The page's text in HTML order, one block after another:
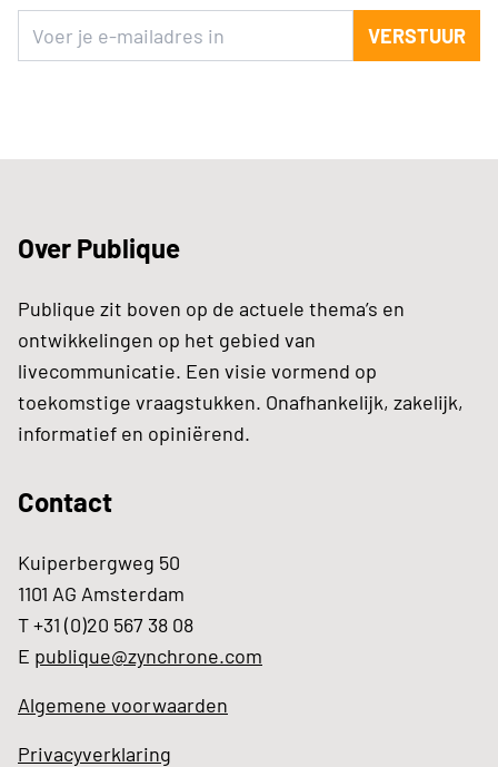
VERSTUUR
Over Publique
Publique zit boven op de actuele thema’s en
ontwikkelingen op het gebied van
livecommunicatie. Een visie vormend op
toekomstige vraagstukken. Onafhankelijk, zakelijk,
informatief en opiniërend.
Contact
Kuiperbergweg 50
1101 AG Amsterdam
T +31 (0)20 567 38 08
E publique@zynchrone.com
Algemene voorwaarden
Privacyverklaring